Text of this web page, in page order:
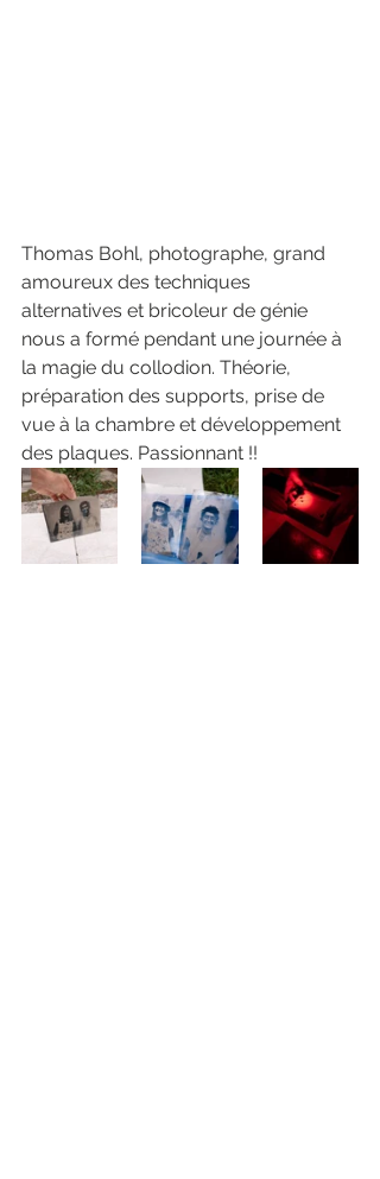
Thomas Bohl, photographe, grand
amoureux des techniques
alternatives et bricoleur de génie
nous a formé pendant une journée à
la magie du collodion. Théorie,
préparation des supports, prise de
vue à la chambre et développement
des plaques. Passionnant !!